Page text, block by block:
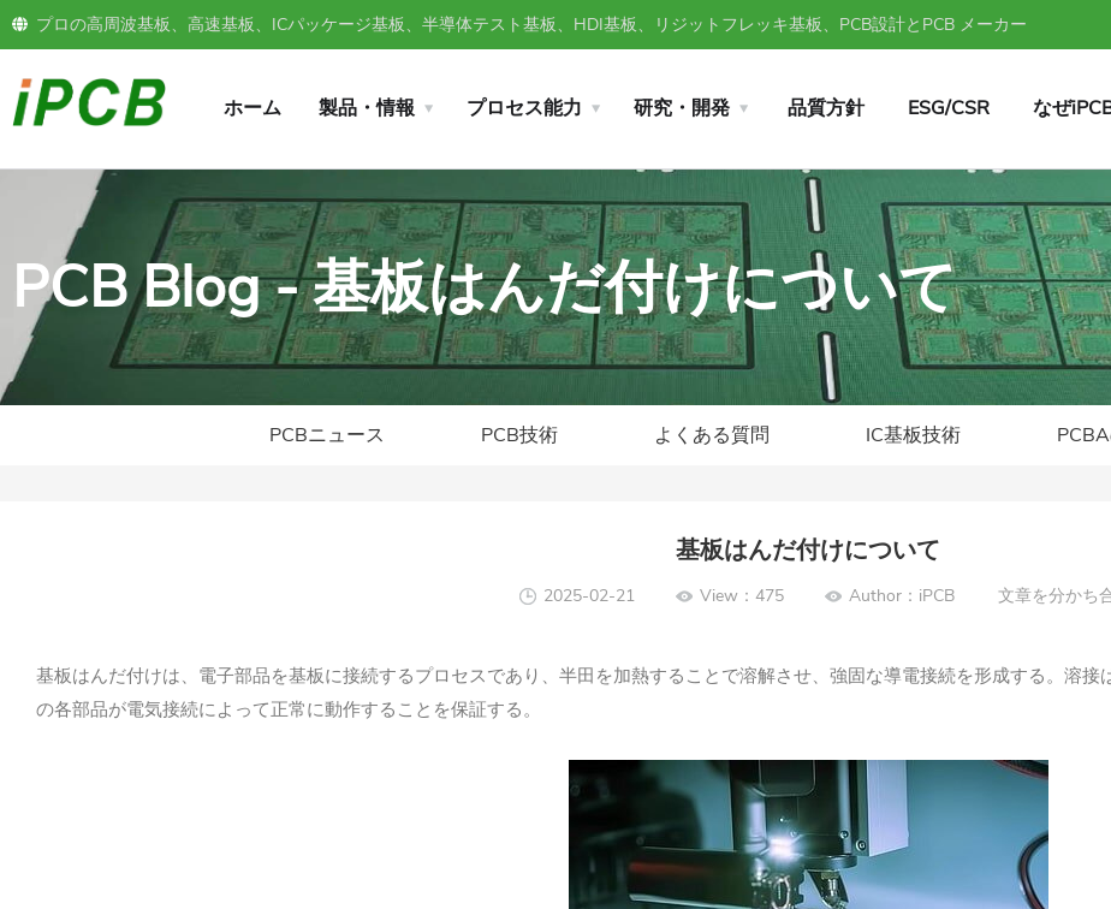
プロの高周波基板、高速基板、ICパッケージ基板、半導体テスト基板、HDI基板、リジットフレッキ基板、PCB設計とPCB メーカー
ホーム 製品・情報 プロセス能力 研究・開発 品質方針 ESG/CSR なぜ
PCB Blog - 基板はんだ付けについて
PCBニュース PCB技術 よくある質問 IC基板技術
基板はんだ付けについて
2025-02-21 View：475 Author：iPCB 文章を分かち
基板はんだ付けは、電子部品を基板に接続するプロセスであり、半田を加熱することで溶解させ、強固な導電接続を形成する。溶
の各部品が電気接続によって正常に動作することを保証する。